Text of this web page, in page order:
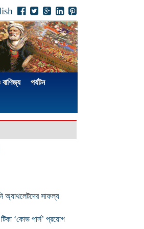
পর্যটন
অ্যাথলেটদের সাফল্য
‘কোভ পার্স’ প্রয়োগ